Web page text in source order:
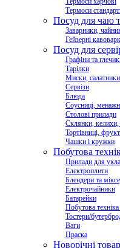
Термоси
Посуд для чаю
Заварники,
Гейзерні
Посуд для
Графіни та
Тарілки
Миски, салатники
Сервізи
Блюда
Соусниці,
Столові прилади
Склянки, келихи,
Тортівниці,
Чашки і кружки
Побутова
Прилади для
Електроплити
Блендери та
Електрочайники
Батарейки
Побутова техніка
Тостери/
Ваги
Праска
Новорічні